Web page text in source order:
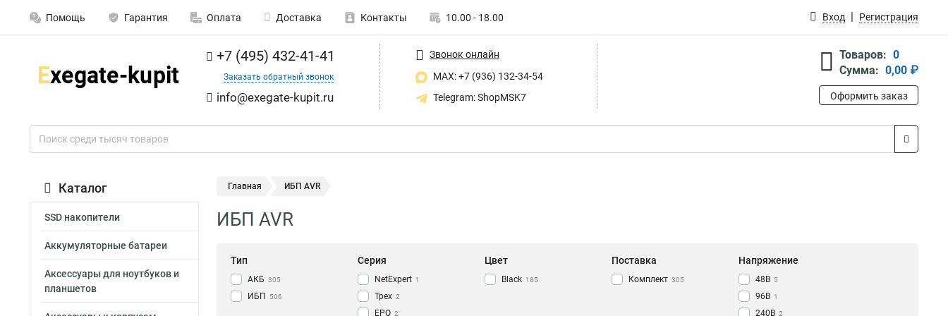
Помощь Гарантия Оплата Доставка Контакты 10.00 - 18.00 Вход Регистрация
+7 (495) 432-41-41
Заказать обратный звонок
info@exegate-kupit.ru
Звонок онлайн
MAX: +7 (936) 132-34-54
Telegram: ShopMSK7
Товаров: 0
Сумма: 0,00 ₽
Оформить заказ
Каталог
SSD накопители
Аккумуляторные батареи
Аксессуары для ноутбуков и
планшетов
Главная ИБП AVR
ИБП AVR
Тип
АКБ 305
ИБП 506
Серия
NetExpert 1
Трех 2
EPO 2
Цвет
Black 185
Поставка
Комплект 305
Напряжение
48В 5
96В 1
240В 2